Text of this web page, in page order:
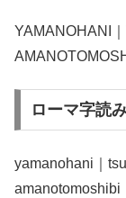
YAMANOHANI
ローマ字読
yamanohani｜
amanotomoshibi